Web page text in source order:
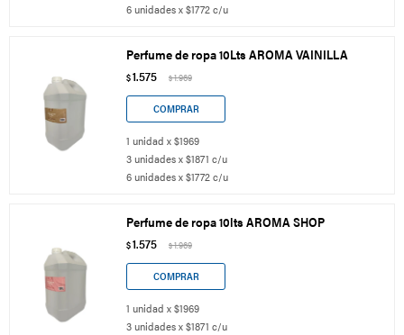
6 unidades x $1772 c/u
Perfume de ropa 10Lts AROMA VAINILLA
$1.575 $1.969
1 unidad x $1969
3 unidades x $1871 c/u
6 unidades x $1772 c/u
Perfume de ropa 10lts AROMA SHOP
$1.575 $1.969
1 unidad x $1969
3 unidades x $1871 c/u